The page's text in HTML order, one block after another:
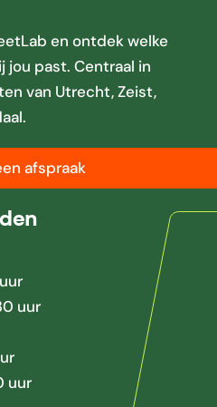
en ontdek welke
past. Centraal in
van Utrecht, Zeist,
afspraak
uur
uur